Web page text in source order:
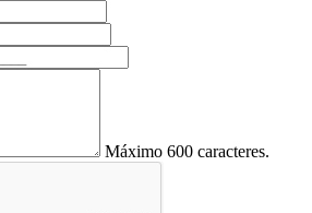
Máximo 600 caracteres.